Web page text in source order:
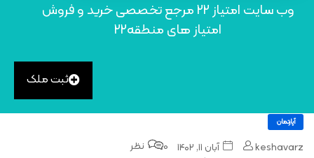
وب سایت امتیاز 22 مرجع تخصصی خرید و فروش
امتیاز های منطقه22
ثبت ملک
آپارتمان
keshavarz آبان ۱۱, ۱۴۰۲ 0 نظر